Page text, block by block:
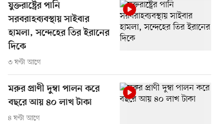
যুক্তরাষ্ট্রের পানি
সরবরাহব্যবস্থায় সাইবার
হামলা, সন্দেহের তির ইরানের
দিকে
৩ ঘণ্টা আগে
মরুর প্রাণী দুম্বা পালন করে
বছরে আয় ৪০ লাখ টাকা
৪ ঘণ্টা আগে